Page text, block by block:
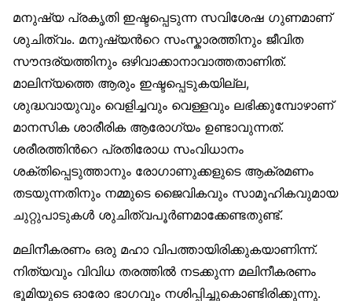
മനുഷ്യ പ്രകൃതി ഇഷ്ടപ്പെടുന്ന സവിശേഷ ഗുണമാണ്
ശുചിത്വം. മനുഷ്യന്‍റെ സംസ്കാരത്തിനും ജീവിത
സൗന്ദര്യത്തിനും ഒഴിവാക്കാനാവാത്തതാണിത്.
മാലിന്യത്തെ ആരും ഇഷ്ടപ്പെടുകയില്ല,
ശുദ്ധവായുവും വെളിച്ചവും വെള്ളവും ലഭിക്കുമ്പോഴാണ്
മാനസിക ശാരീരിക ആരോഗ്യം ഉണ്ടാവുന്നത്.
ശരീരത്തിന്‍റെ പ്രതിരോധ സംവിധാനം
ശക്തിപ്പെടുത്താനും രോഗാണുക്കളുടെ ആക്രമണം
തടയുന്നതിനും നമ്മുടെ ജൈവികവും സാമൂഹികവുമായ
ചുറ്റുപാടുകള്‍ ശുചിത്വപൂര്‍ണമാക്കേണ്ടതുണ്ട്.
മലിനീകരണം ഒരു മഹാ വിപത്തായിരിക്കുകയാണിന്ന്.
നിത്യവും വിവിധ തരത്തില്‍ നടക്കുന്ന മലിനീകരണം
ഭൂമിയുടെ ഓരോ ഭാഗവും നശിപ്പിച്ചുകൊണ്ടിരിക്കുന്നു.